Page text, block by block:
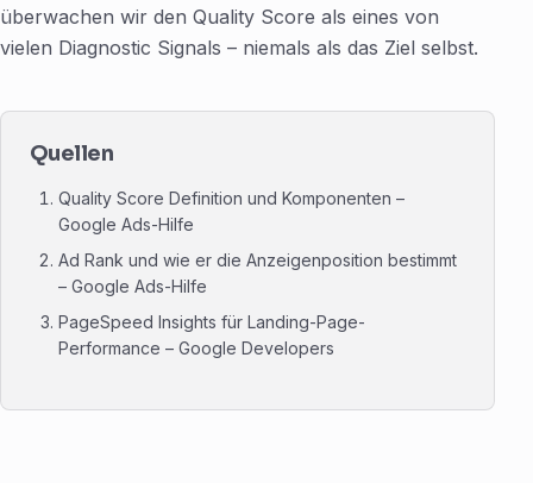
überwachen wir den Quality Score als eines von
vielen Diagnostic Signals – niemals als das Ziel selbst.
Quellen
Quality Score Definition und Komponenten –
Google Ads-Hilfe
Ad Rank und wie er die Anzeigenposition bestimmt
– Google Ads-Hilfe
PageSpeed Insights für Landing-Page-
Performance – Google Developers